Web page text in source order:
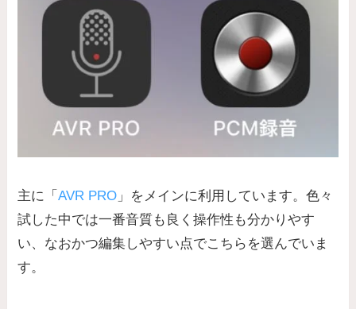
主に「AVR PRO 」をメインに利用しています。色々
試した中では一番音質も良く操作性も分かりやす
い、なおかつ編集しやすい点でこちらを選んでいま
す。